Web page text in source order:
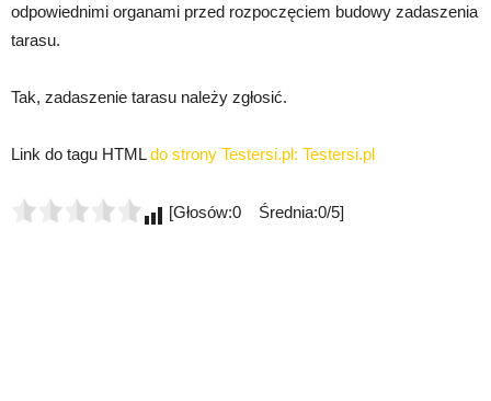
odpowiednimi organami przed rozpoczęciem budowy zadaszenia
tarasu.
Tak, zadaszenie tarasu należy zgłosić.
Link do tagu HTMLdo strony Testersi.pl: Testersi.pl
[Głosów:0 Średnia:0/5]